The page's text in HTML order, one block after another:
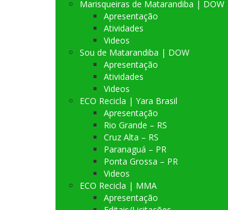
Marisqueiras de Matarandiba | DOW
Apresentação
Atividades
Videos
Sou de Matarandiba | DOW
Apresentação
Atividades
Videos
ECO Recicla | Yara Brasil
Apresentação
Rio Grande – RS
Cruz Alta – RS
Paranaguá – PR
Ponta Grossa – PR
Videos
ECO Recicla | MMA
Apresentação